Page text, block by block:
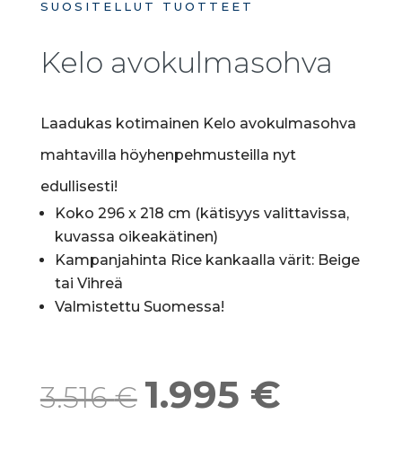
SUOSITELLUT TUOTTEET
Kelo avokulmasohva
Laadukas kotimainen Kelo avokulmasohva
mahtavilla höyhenpehmusteilla nyt
edullisesti!
Koko 296 x 218 cm (kätisyys valittavissa,
kuvassa oikeakätinen)
Kampanjahinta Rice kankaalla värit: Beige
tai Vihreä
Valmistettu Suomessa!
Alkuperäinen
1.995 €